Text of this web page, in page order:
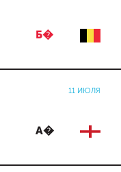
Б�
11 ИЮЛЯ
А�